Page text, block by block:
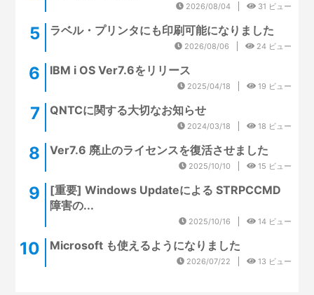
2026/08/04 31 ビュー
ラベル・プリンタにも印刷可能になりました
2026/08/06 24 ビュー
IBM i OS Ver7.6をリリース
2025/04/18 19 ビュー
QNTCに関する大切なお知らせ
2024/03/18 18 ビュー
Ver7.6 廃止のライセンスを復活させました
2025/10/10 15 ビュー
[重要] Windows Updateによる STRPCCMD
障害の...
2025/10/16 14 ビュー
Microsoft も使えるようになりました
2026/07/22 13 ビュー